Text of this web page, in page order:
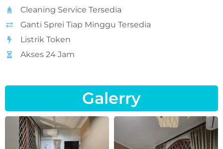
Cleaning Service Tersedia
Ganti Sprei Tiap Minggu Tersedia
Listrik Token
Akses 24 Jam
Galerry